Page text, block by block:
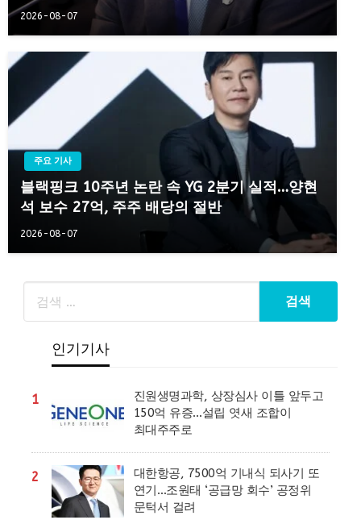
2026-08-07
주요 기사
블랙핑크 10주년 논란 속 YG 2분기 실적…양현
석 보수 27억, 주주 배당의 절반
2026-08-07
인기기사
1
진원생명과학, 상장심사 이틀 앞두고
150억 유증…설립 엿새 조합이
최대주주로
2
대한항공, 7500억 기내식 되사기 또
연기…조원태 ‘공급망 회수’ 공정위
문턱서 걸려